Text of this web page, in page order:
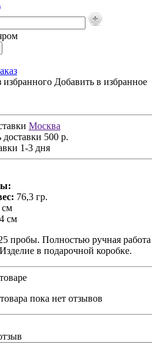
избранного Добавить в избранное
Москва
500 р.
1-3 дня
76,3 гр.
см
4 см
пробы. Полностью ручная
в подарочной коробке.
пока нет отзывов